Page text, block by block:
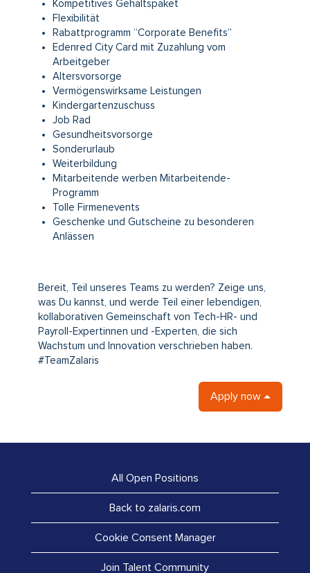
Kompetitives Gehaltspaket
Flexibilität
Rabattprogramm “Corporate Benefits”
Edenred City Card mit Zuzahlung vom
Arbeitgeber
Altersvorsorge
Vermögenswirksame Leistungen
Kindergartenzuschuss
Job Rad
Gesundheitsvorsorge
Sonderurlaub
Weiterbildung
Mitarbeitende werben Mitarbeitende-
Programm
Tolle Firmenevents
Geschenke und Gutscheine zu besonderen
Anlässen
Bereit, Teil unseres Teams zu werden? Zeige uns,
was Du kannst, und werde Teil einer lebendigen,
kollaborativen Gemeinschaft von Tech-HR- und
Payroll-Expertinnen und -Experten, die sich
Wachstum und Innovation verschrieben haben.
#TeamZalaris
Apply now
All Open Positions
Back to zalaris.com
Cookie Consent Manager
Join Talent Community